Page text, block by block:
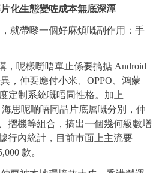
片化生態變咗成本無底深潭
就帶嚟一個好麻煩嘅副作用：手
，呢樣嘢唔單止係要搞掂 Android
，仲要應付小米、OPPO、鴻蒙
定制系統嘅唔同性格。加上
海思呢啲唔同晶片底層嘅分別，仲
摺機等組合，搞出一個幾何級數增
行內統計，目前市面上主流要
款。